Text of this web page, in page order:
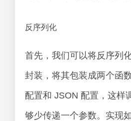
反序列化
首先，我们可以将反序列
封装，将其包装成两个函
配置和 JSON 配置，这样
够少传递一个参数。实现